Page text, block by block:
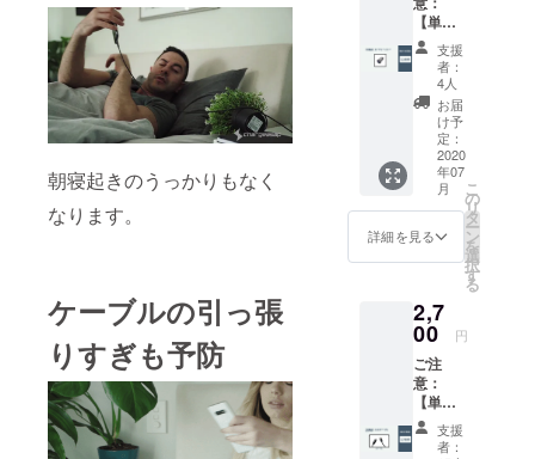
朝寝起きのうっかりもなく
なります。
ケーブルの引っ張
りすぎも予防
個入
り） ※
ケーブ
ルと
チップ
のセッ
トをご
支援さ
れた方
のみ、
お買い
求めい
ただけ
援はで
きませ
ん。
【単品
でのご
支援は
できま
せ
ん。】
付属
品：
カー
チャー
ジャー
リター
ン内容
カー
ジャーx
１ ※
ケーブ
ルと
チップ
のセッ
トをご
支援さ
支援
者：
4人
お届
け予
定：
2020
年07
月
詳細を見る
こ
の
リ
タ
ー
ン
を
選
択
す
る
2,7
00 円
ご注
意：
【単品
でのご
支援は
支援
者：